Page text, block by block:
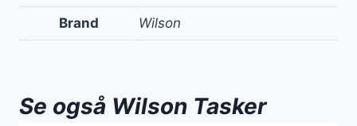
Brand Wilson
Se også Wilson Tasker